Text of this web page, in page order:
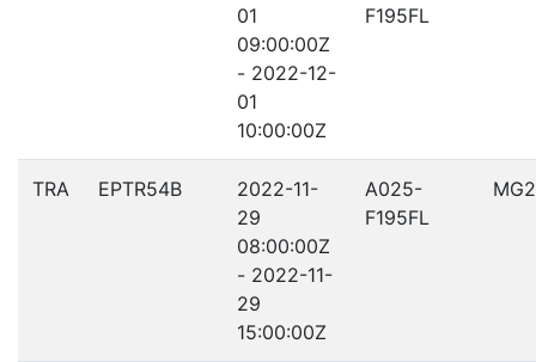
01
09:00:00Z
- 2022-12-
01
10:00:00Z
F195FL
TRA EPTR54B
2022-11-
29
08:00:00Z
- 2022-11-
29
15:00:00Z
A025-
F195FL